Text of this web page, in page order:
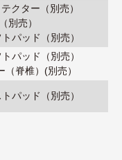
クター（別売）
別売）
パッド（別売）
パッド（別売）
脊椎）(別売）
パッド（別売）